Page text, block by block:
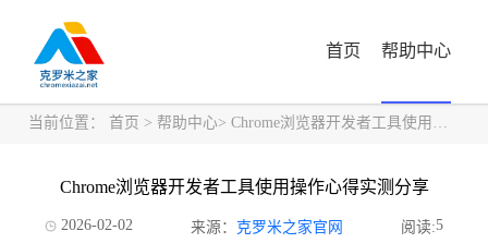
首页 帮助中心
当前位置： 首页 > 帮助中心> Chrome浏览器开发者工具使用操作心得实测分享
Chrome浏览器开发者工具使用操作心得实测分享
2026-02-02 来源： 克罗米之家官网 阅读:5